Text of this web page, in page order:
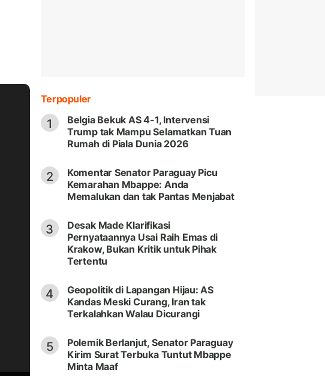
Terpopuler
1
Belgia Bekuk AS 4-1, Intervensi
Trump tak Mampu Selamatkan Tuan
Rumah di Piala Dunia 2026
2
Komentar Senator Paraguay Picu
Kemarahan Mbappe: Anda
Memalukan dan tak Pantas Menjabat
3
Desak Made Klarifikasi
Pernyataannya Usai Raih Emas di
Krakow, Bukan Kritik untuk Pihak
Tertentu
4
Geopolitik di Lapangan Hijau: AS
Kandas Meski Curang, Iran tak
Terkalahkan Walau Dicurangi
5
Polemik Berlanjut, Senator Paraguay
Kirim Surat Terbuka Tuntut Mbappe
Minta Maaf